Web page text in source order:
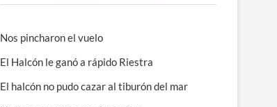
Nos pincharon el vuelo
El Halcón le ganó a rápido Riestra
El halcón no pudo cazar al tiburón del mar